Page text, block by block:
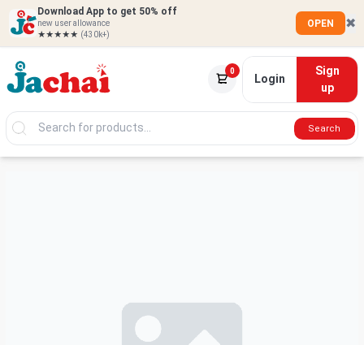
Download App to get 50% off
new user allowance
★★★★★ (430k+)
OPEN ✖
0
Login
Sign
up
Search